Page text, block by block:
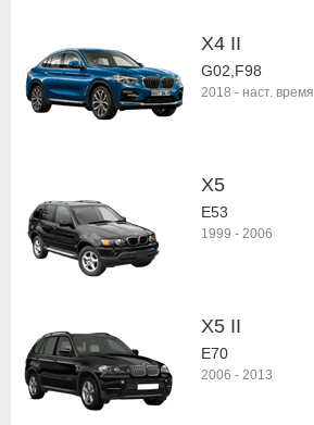
X4 II
G02,F98
2018 - наст. время
X5
E53
1999 - 2006
X5 II
E70
2006 - 2013